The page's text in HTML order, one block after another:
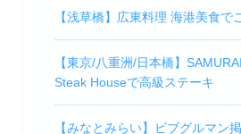
【浅草橋】広東料理 海港美食で
【東京/八重洲/日本橋】
Steak Houseで高級ステーキ
【みなとみらい】ビブグルマン